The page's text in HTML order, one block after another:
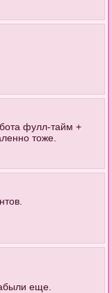
фулл-тайм +
тоже.
еще.